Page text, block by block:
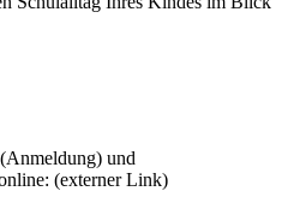
und
(externer Link)